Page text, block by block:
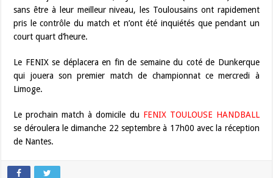
sans être à leur meilleur niveau, les Toulousains ont rapidement
pris le contrôle du match et n’ont été inquiétés que pendant un
court quart d’heure.
Le FENIX se déplacera en fin de semaine du coté de Dunkerque
qui jouera son premier match de championnat ce mercredi à
Limoge.
Le prochain match à domicile du FENIX TOULOUSE HANDBALL
se déroulera le dimanche 22 septembre à 17h00 avec la réception
de Nantes.